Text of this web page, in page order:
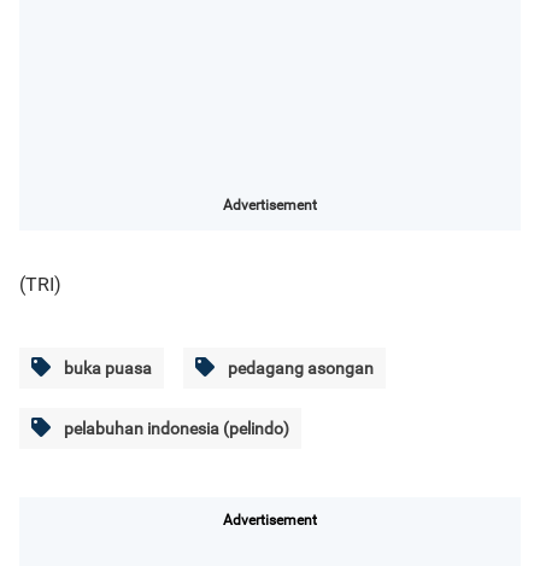
Advertisement
(TRI)
buka puasa pedagang asongan
pelabuhan indonesia (pelindo)
Advertisement